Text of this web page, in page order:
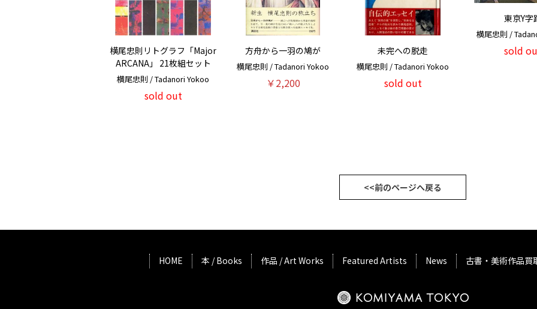
横尾忠則リトグラフ「Major
ARCANA」 21枚組セット
横尾忠則 / Tadanori Yokoo
sold out
方舟から一羽の鳩が
横尾忠則 / Tadanori Yokoo
￥2,200
未完への脱走
横尾忠則 / Tadanori Yokoo
sold out
東京Y字
横尾忠則 /
sold
<<前のページへ戻る
HOME 本 / Books 作品 / Art Works Featured Artists News 古書・美術作品買